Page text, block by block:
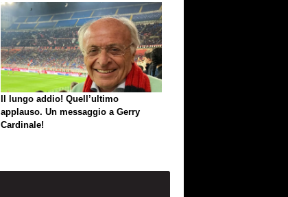
Il lungo addio! Quell’ultimo
applauso. Un messaggio a Gerry
Cardinale!